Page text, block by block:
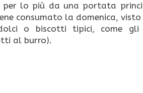
per lo più da una portata
consumato la domenica, visto
o biscotti tipici, come gli
al burro).